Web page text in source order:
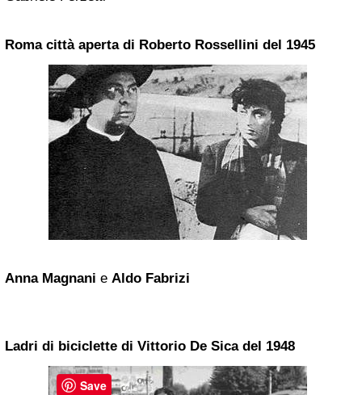
Romacittà aperta di Roberto Rossellini del 1945
Anna Magnani e Aldo Fabrizi
Ladri di biciclette di Vittorio De Sicadel 1948
Save